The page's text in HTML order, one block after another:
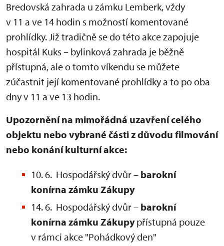
Bredovská zahrada u zámku Lemberk, vždy
v 11 a ve 14 hodin s možností komentované
prohlídky. Již tradičně se do této akce zapojuje
hospitál Kuks – bylinková zahrada je běžně
přístupná, ale o tomto víkendu se můžete
zúčastnit její komentované prohlídky a to po oba
dny v 11 a ve 13 hodin.
Upozornění na mimořádná uzavření celého
objektu nebo vybrané části z důvodu filmování
nebo konání kulturní akce:
10. 6. Hospodářský dvůr – barokní
konírna zámku Zákupy
14. 6. Hospodářský dvůr – barokní
konírna zámku Zákupypřístupná pouze
v rámci akce "Pohádkový den"